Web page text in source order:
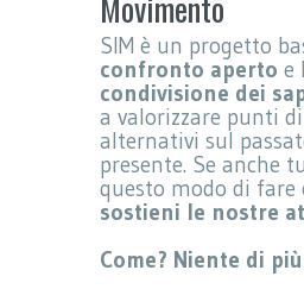
SIM è un progetto
confronto aperto e
condivisione dei
a valorizzare punti
alternativi sul
presente. Se anche
questo modo di fare
sostieni le nostre
Come? Niente di